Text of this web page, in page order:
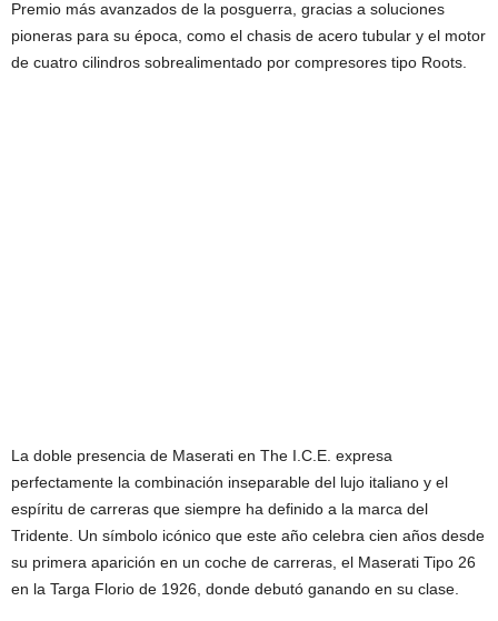
Premio más avanzados de la posguerra, gracias a soluciones
pioneras para su época, como el chasis de acero tubular y el motor
de cuatro cilindros sobrealimentado por compresores tipo Roots.
La doble presencia de Maserati en The I.C.E. expresa
perfectamente la combinación inseparable del lujo italiano y el
espíritu de carreras que siempre ha definido a la marca del
Tridente. Un símbolo icónico que este año celebra cien años desde
su primera aparición en un coche de carreras, el Maserati Tipo 26
en la Targa Florio de 1926, donde debutó ganando en su clase.